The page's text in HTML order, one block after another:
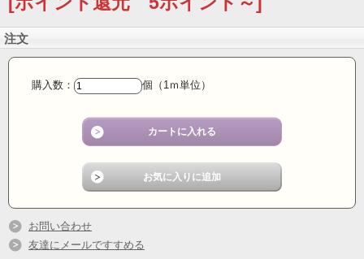
注文
購入数： 個（1ｍ単位）
お問い合わせ
友達にメールですすめる